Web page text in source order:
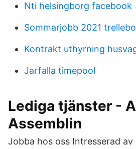
Nti helsingborg facebook
Sommarjobb 2021
Kontrakt uthyrning
Jarfalla timepool
Lediga tjänster -
Assemblin
Jobba hos oss Intresserad av